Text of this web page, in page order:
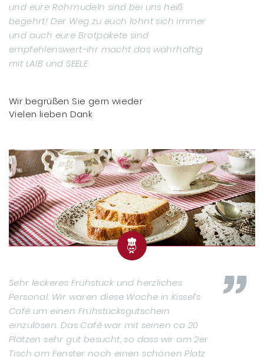
und eure Rohrnudeln sind bei uns heiß
begehrt! Der Weg zu euch lohnt sich immer
und auch eure Brotpakete sind
empfehlenswert-ihr macht das wahrhaftig
mit LAIB und SEELE
Wir begrüßen Sie gern wieder
Vielen lieben Dank
Sehr leckeres Frühstück und herzliches
Personal. Wir waren diese Woche in Kissel’s
Café um einen Frühstücksgutschein
einzulösen. Das Café war mit seinen ca 20
Plätzen sehr gut besucht, so dass wir am 2er
Tisch am Fenster noch einen schönen Platz